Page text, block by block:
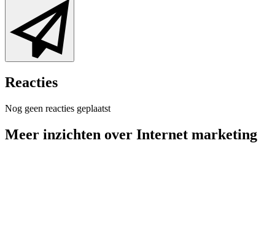
Reacties
Nog geen reacties geplaatst
Meer inzichten over Internet marketing